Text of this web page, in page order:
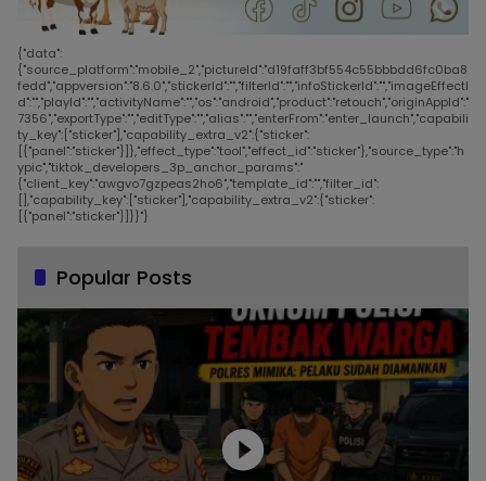
{"data":
{"source_platform":"mobile_2","pictureId":"d19faff3bf554c55bbbdd6fc0ba8
fedd","appversion":"8.6.0","stickerId":"","filterId":"","infoStickerId":"","imageEffectI
d":"","playId":"","activityName":"","os":"android","product":"retouch","originAppId":"
7356","exportType":"","editType":"","alias":"","enterFrom":"enter_launch","capabili
ty_key":["sticker"],"capability_extra_v2":{"sticker":
[{"panel":"sticker"}]},"effect_type":"tool","effect_id":"sticker"},"source_type":"h
ypic","tiktok_developers_3p_anchor_params":"
{"client_key":"awgvo7gzpeas2ho6","template_id":"","filter_id":
[],"capability_key":["sticker"],"capability_extra_v2":{"sticker":
[{"panel":"sticker"}]}}"}
Popular Posts